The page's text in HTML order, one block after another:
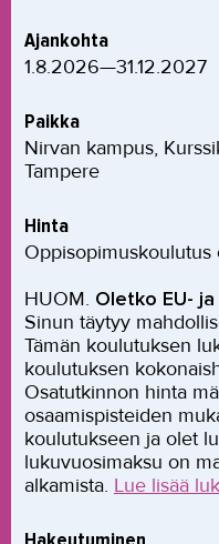
Ajankohta
1.8.2026—31.12.2027
Paikka
Nirvan kampus,
Tampere
Hinta
Oppisopimuskoulutus
HUOM. Oletko EU-
Sinun täytyy
Tämän koulutuksen
koulutuksen
Osatutkinnon hinta
osaamispisteiden
koulutukseen ja olet
lukuvuosimaksu on
alkamista. Lue lisää